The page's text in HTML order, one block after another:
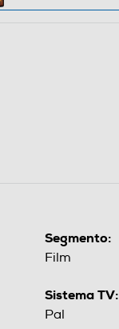
Segmento:
Film
Sistema TV:
Pal